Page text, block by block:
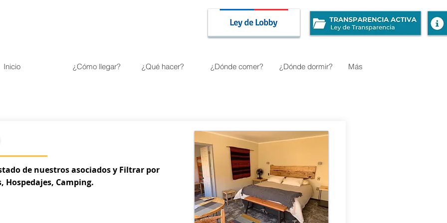
Inicio ¿Cómo llegar? ¿Qué hacer? ¿Dónde comer? ¿Dónde dormir? Más
de nuestros asociados y Filtrar por
Hospedajes, Camping.